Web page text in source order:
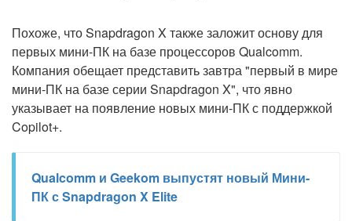
Похоже, что Snapdragon X также заложит основу для
первых мини-ПК на базе процессоров Qualcomm.
Компания обещает представить завтра "первый в мире
мини-ПК на базе серии Snapdragon X", что явно
указывает на появление новых мини-ПК с поддержкой
Copilot+.
Qualcomm и Geekom выпустят новый Мини-
ПК с Snapdragon X Elite